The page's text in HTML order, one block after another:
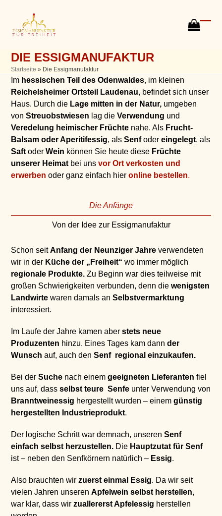
content
go
DIE ESSIGMANUFAKTUR
Startseite » Die Essigmanufaktur
Im hessischen Teil des Odenwaldes, im kleinen
Reichelsheimer Ortsteil Laudenau, befindet sich unser
Haus. Durch die Lage mitten in der Natur, umgeben
vonStreuobstwiesen lag dieVerwendung und
Veredelung heimischer Früchte nahe. Als Frucht-
Balsam oder Aperitifessig, alsSenfodereingelegt, als
Saft oderWein können Sie heute diese Früchte
unserer Heimat bei unsvor Ort verkosten und
erwerben oder ganz einfach hieronline bestellen.
Die Anfänge
Von der Idee zur Essigmanufaktur
Schon seitAnfang der Neunziger Jahre verwendeten
wir in der Küche der „Freiheit“ wo immer möglich
regionale Produkte. Zu Beginn war dies teilweise mit
großen Schwierigkeiten verbunden, denn diewenigsten
Landwirte waren damals anSelbstvermarktung
interessiert.
Im Laufe der Jahre kamen aberstets neue
Produzenten hinzu. Eines Tages kam dannder
Wunsch auf, auch denSenf regional einzukaufen.
Bei derSuche nach einemgeeigneten Lieferantenfiel
uns auf, dass selbst teure Senfe unter Verwendung von
Branntweinessig hergestellt wurden – einemgünstig
hergestellten Industrieprodukt.
Der logische Schritt war demnach, unserenSenf
einfach selbst herzustellen. Die Hauptzutat für Senf
ist – neben den Senfkörnern natürlich – Essig.
Also brauchten wirzuerst einmal Essig. Da wir seit
vielen Jahren unserenApfelwein selbst herstellen,
war klar, dass wirzuallererst Apfelessig herstellen